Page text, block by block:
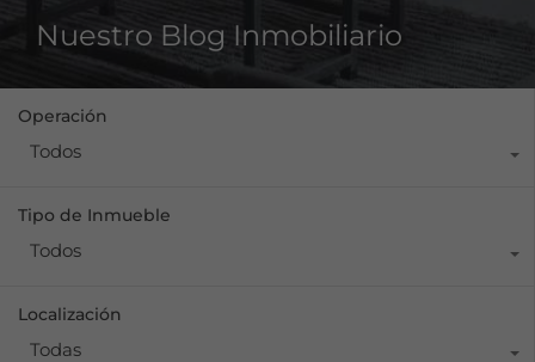
Nuestro Blog Inmobiliario
Operación
Todos
Tipo de Inmueble
Todos
Localización
Todas